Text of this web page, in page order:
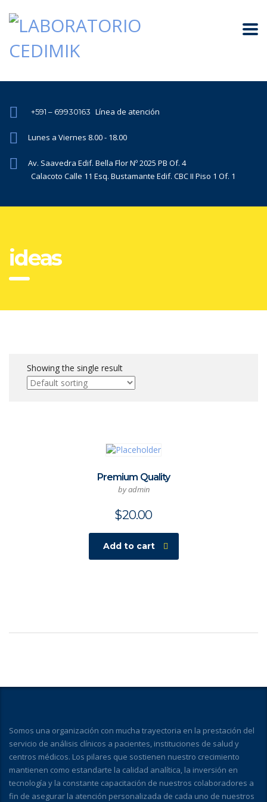
+591 – 69930163 Línea de atención
Lunes a Viernes 8.00 - 18.00
Av. Saavedra Edif. Bella Flor Nº 2025 PB Of. 4
Calacoto Calle 11 Esq. Bustamante Edif. CBC II Piso 1 Of. 1
ideas
Showing the single result
Premium Quality
by admin
$20.00
Add to cart
Somos una organización con mucha trayectoria en la prestación del
servicio de análisis clínicos a pacientes, instituciones de salud y
centros médicos. Los pilares que sostienen nuestro crecimiento
mantienen como estandarte la calidad analítica, la inversión en
tecnología y la constante capacitación de nuestros colaboradores a
fin de asegurar la atención personalizada de cada uno de nuestros